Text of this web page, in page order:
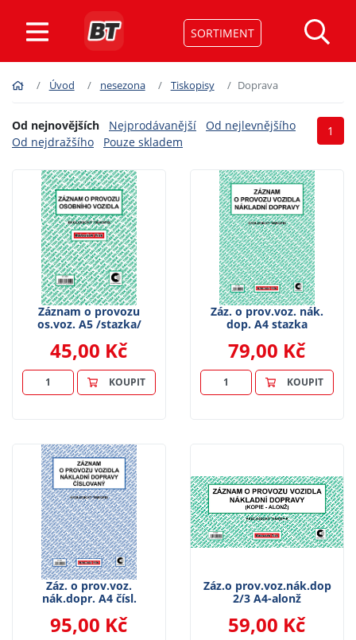
SORTIMENT
Úvod nesezona Tiskopisy Doprava
Od nejnovějších Nejprodávanější
Od nejlevnějšího
Od nejdražšího
Pouze skladem
1
Záznam o provozu
os.voz. A5 /stazka/
45,00 Kč
KOUPIT
Záz. o prov.voz. nák.
dop. A4 stazka
79,00 Kč
KOUPIT
Záz. o prov.voz.
nák.dopr. A4 čísl.
95,00 Kč
Záz.o prov.voz.nák.dop
2/3 A4-alonž
59,00 Kč